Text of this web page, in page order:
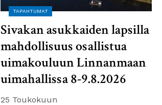
TAPAHTUMAT
Sivakan asukkaiden lapsilla
mahdollisuus osallistua
uimakouluun Linnanmaan
uimahallissa 8-9.8.2026
25 Toukokuun